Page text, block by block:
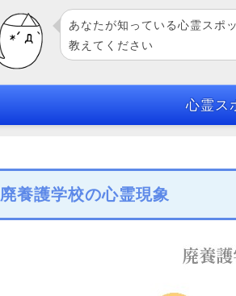
あなたが知っている心霊スポ
教えてください
心霊ス
廃養護学校の心霊現象